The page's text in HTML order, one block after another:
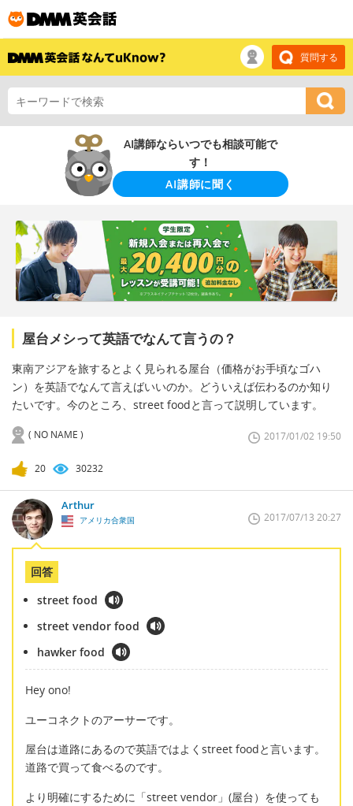
質問する
AI講師ならいつでも相談可能で
す！
AI講師に聞く
屋台メシって英語でなんて言うの？
東南アジアを旅するとよく見られる屋台（価格がお手頃なゴハ
ン）を英語でなんて言えばいいのか。どういえば伝わるのか知り
たいです。今のところ、street foodと言って説明しています。
( NO NAME ) 2017/01/02 19:50
20 30232
Arthur
アメリカ合衆国 2017/07/13 20:27
回答
street food
street vendor food
hawker food
Hey ono!
ユーコネクトのアーサーです。
屋台は道路にあるので英語ではよくstreet foodと言います。
道路で買って食べるのです。
より明確にするために「street vendor」(屋台）を使っても